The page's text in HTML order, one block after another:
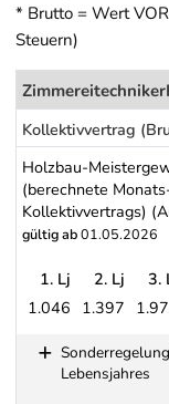
* Brutto = Wert
Steuern)
Kollektivvertrag
Holzbau-
(berechnete
Kollektivvertrags)
gültig ab01.05.2026
1. Lj 2. Lj 3.
1.046 1.397
Lebensjahres